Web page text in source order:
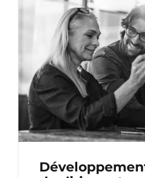
DÉVELOPPEMENT